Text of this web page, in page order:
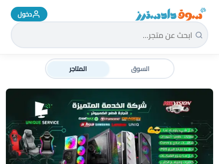
سوق دادسترز الرئيسية دخول
السوق المتاجر